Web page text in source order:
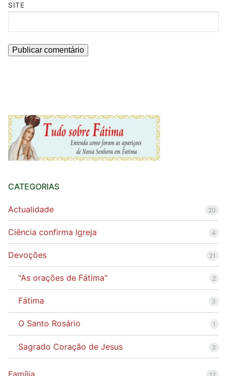
SITE
CATEGORIAS
Actualidade 20
Ciência confirma Igreja 4
Devoções 21
"As orações de Fátima" 2
Fátima 3
O Santo Rosário 1
Sagrado Coração de Jesus 3